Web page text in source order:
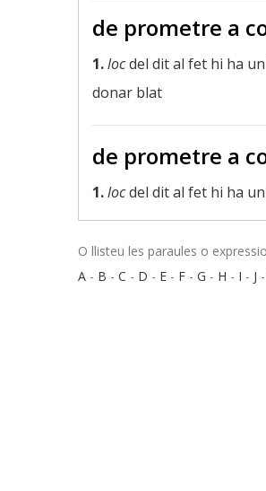
de prometre a
1.locdel dit al fet hi ha
donar blat
de prometre a
1.locdel dit al fet hi ha
O llisteu les paraules o
A - B - C - D - E - F - G - H - I - J -